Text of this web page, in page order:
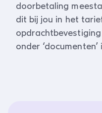
doorbetaling
dit bij jou in het
onder